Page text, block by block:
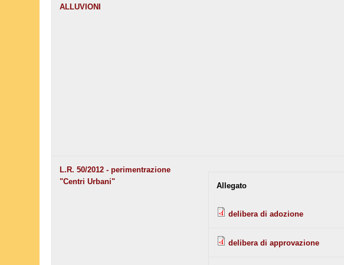
ALLUVIONI
L.R. 50/2012 - perimentrazione
"Centri Urbani"
Allegato
delibera di adozione
delibera di approvazione